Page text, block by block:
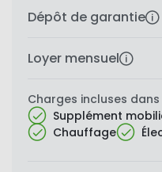
Dépôt de garantie
Loyer mensuel
Charges incluses
Supplément
Chauffage